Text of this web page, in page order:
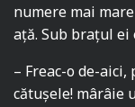
numere mai
ață. Sub brațul ei
– Freac-o de-
cătușele! mârâie